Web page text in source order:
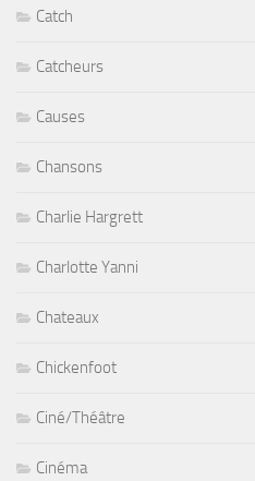
Catch
Catcheurs
Causes
Chansons
Charlie Hargrett
Charlotte Yanni
Chateaux
Chickenfoot
Ciné/Théâtre
Cinéma